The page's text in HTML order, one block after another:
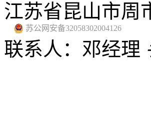
江苏省昆山市周
苏公网安备32058302004126
联系人：邓经理